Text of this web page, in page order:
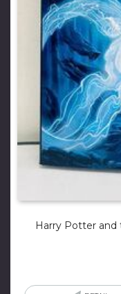
Harry Potter and